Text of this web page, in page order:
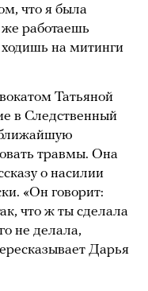
что я была
работаешь
на митинги
Татьяной
в Следственный
травмы. Она
о насилии
«Он говорит:
что ж ты сделала
не делала,
Дарья